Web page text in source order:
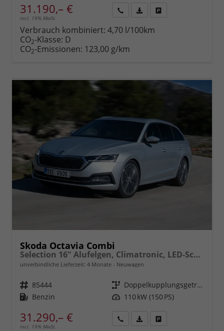
31.190,– €
incl. 19% MwSt.
anfordern
Datei,
Verbrauch kombiniert: 4,70 l/100km
CO2-Klasse: D
CO2-Emissionen: 123,00 g/km
Skoda Octavia Combi
Selection 16" Alufelgen, Climatronic, LED-Scheinwerfer, Parksensoren hinten, Radio 10" + Wireless Smartlink, Tempomat, Multifunktions-Lederlenkrad, Dachreling uvm.
unverbindliche Lieferzeit: 4 Monate Neuwagen
Fahrzeugnr. 85444 Getriebe
Doppelkupplungsgetriebe (DSG)
Kraftstoff Benzin Leistung 110 kW (150 PS)
31.290,– €
incl. 19% MwSt.